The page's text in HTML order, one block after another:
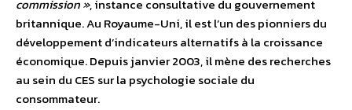
commission », instance consultative du gouvernement
britannique. Au Royaume-Uni, il est l’un des pionniers du
développement d’indicateurs alternatifs à la croissance
économique. Depuis janvier 2003, il mène des recherches
au sein du CES sur la psychologie sociale du
consommateur.